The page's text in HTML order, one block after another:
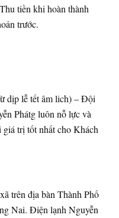
tiền khi hoàn thành
trước.
dịp lễ tết âm lich) – Đội
Phátg luôn nỗ lực và
trị tốt nhất cho Khách
trên địa bàn Thành Phố
Nai. Điện lạnh Nguyễn